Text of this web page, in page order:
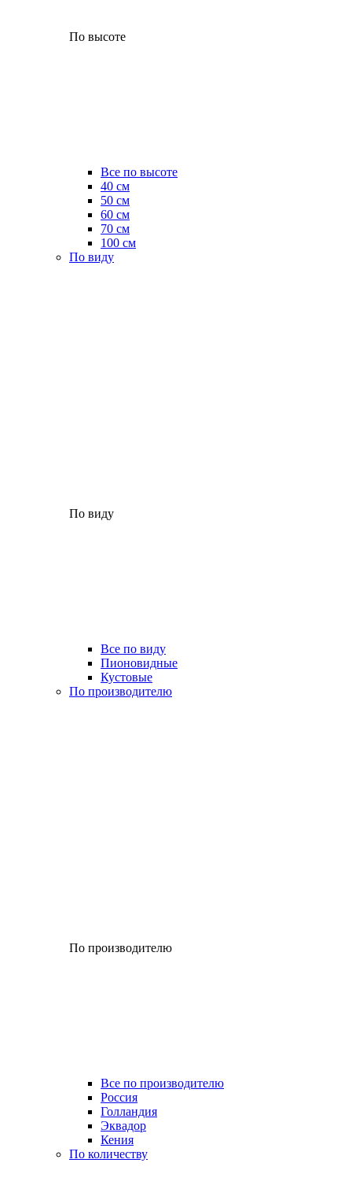
По высоте
Все по высоте
40 см
50 см
60 см
70 см
100 см
По виду
По виду
Все по виду
Пионовидные
Кустовые
По производителю
По производителю
Все по производителю
Россия
Голландия
Эквадор
Кения
По количеству